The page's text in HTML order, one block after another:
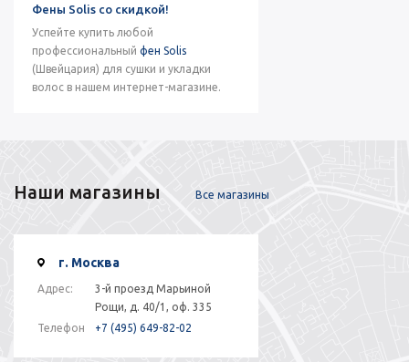
Фены Solis со скидкой!
Успейте купить любой
профессиональный фен Solis
(Швейцария) для сушки и укладки
волос в нашем интернет-магазине.
Наши магазины Все магазины
г. Москва
Адрес:
3-й проезд Марьиной
Рощи, д. 40/1, оф. 335
Телефон
+7 (495) 649-82-02